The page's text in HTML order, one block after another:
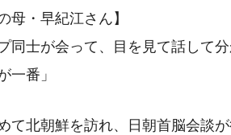
母・早紀江さん】
同士が会って、目を見て話して
一番」
て北朝鮮を訪れ、日朝首脳会談